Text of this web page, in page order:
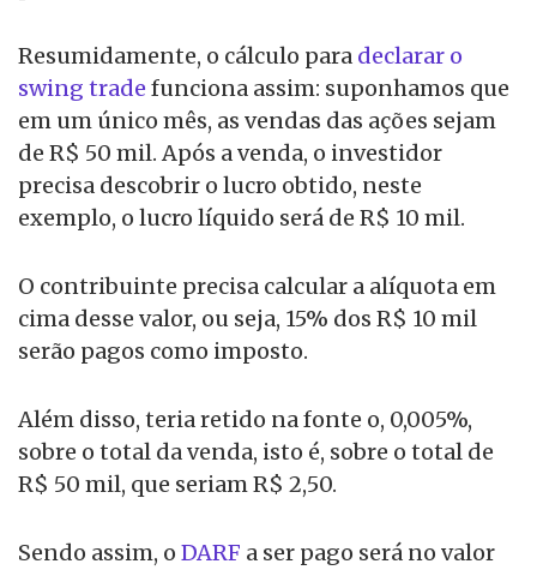
Resumidamente, o cálculo para declarar o
swing trade funciona assim: suponhamos que
em um único mês, as vendas das ações sejam
de R$ 50 mil. Após a venda, o investidor
precisa descobrir o lucro obtido, neste
exemplo, o lucro líquido será de R$ 10 mil.
O contribuinte precisa calcular a alíquota em
cima desse valor, ou seja, 15% dos R$ 10 mil
serão pagos como imposto.
Além disso, teria retido na fonte o, 0,005%,
sobre o total da venda, isto é, sobre o total de
R$ 50 mil, que seriam R$ 2,50.
Sendo assim, o DARF a ser pago será no valor